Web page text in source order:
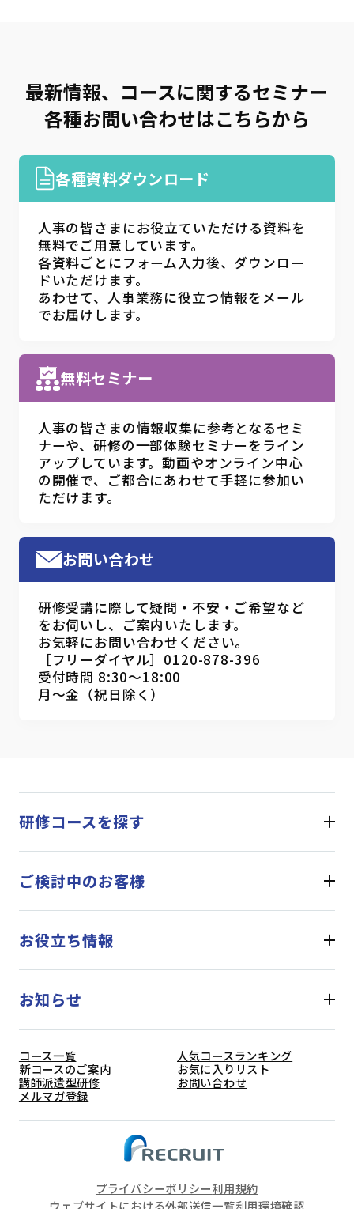
最新情報、コースに関するセミナー
各種お問い合わせはこちらから
各種資料ダウンロード
人事の皆さまにお役立ていただける資料を
無料でご用意しています。
各資料ごとにフォーム入力後、ダウンロー
ドいただけます。
あわせて、人事業務に役立つ情報をメール
でお届けします。
無料セミナー
人事の皆さまの情報収集に参考となるセミ
ナーや、研修の一部体験セミナーをライン
アップしています。動画やオンライン中心
の開催で、ご都合にあわせて手軽に参加い
ただけます。
お問い合わせ
研修受講に際して疑問・不安・ご希望など
をお伺いし、ご案内いたします。
お気軽にお問い合わせください。
［フリーダイヤル］0120-878-396
受付時間 8:30～18:00
月～金（祝日除く）
研修コースを探す
ご検討中のお客様
お役立ち情報
お知らせ
コース一覧
人気コースランキング
新コースのご案内
お気に入りリスト
講師派遣型研修
お問い合わせ
メルマガ登録
プライバシーポリシー利用規約